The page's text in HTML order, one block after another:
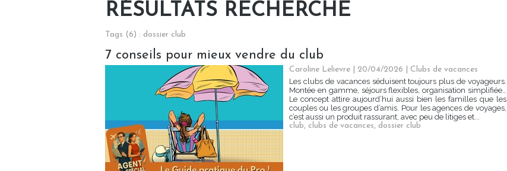
RÉSULTATS RECHERCHE
Tags (6) : dossier club
7 conseils pour mieux vendre du club
Caroline Lelievre | 20/04/2026
Clubs de vacances
Les clubs de vacances séduisent toujours plus de voyageurs.
Montée en gamme, séjours flexibles, organisation simplifiée…
Le concept attire aujourd’hui aussi bien les familles que les
couples ou les groupes d’amis. Pour les agences de voyages,
c’est aussi un produit rassurant, avec peu de litiges et...
club, clubs de vacances, dossier club